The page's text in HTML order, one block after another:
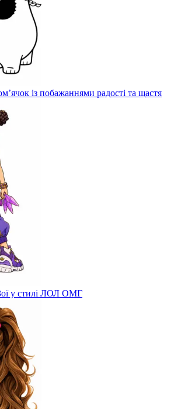
із побажаннями радості та щастя
у стилі ЛОЛ ОМГ